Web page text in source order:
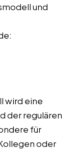
und
wird eine
der regulären
für
oder